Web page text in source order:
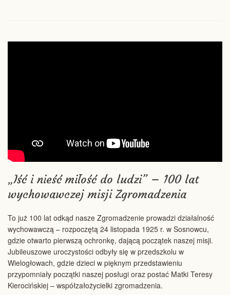
„Iść i nieść miłość do ludzi” – 100 lat
wychowawczej misji Zgromadzenia
To już 100 lat odkąd nasze Zgromadzenie prowadzi działalność
wychowawczą – rozpoczętą 24 listopada 1925 r. w Sosnowcu,
gdzie otwarto pierwszą ochronkę, dającą początek naszej misji.
Jubileuszowe uroczystości odbyły się w przedszkolu w
Wielogłowach, gdzie dzieci w pięknym przedstawieniu
przypomniały początki naszej posługi oraz postać Matki Teresy
Kierocińskiej – współzałożycielki zgromadzenia.